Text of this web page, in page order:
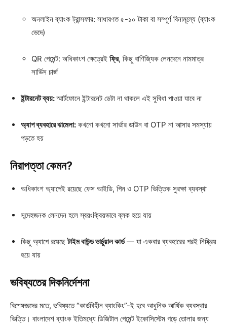
অনলাইন ব্যাংক ট্রান্সফার: সাধারণত ৫-১০ টাকা বা সম্পূর্ণ বিনামূল্যে (ব্যাংক
ভেদে)
QR পেমেন্ট: অধিকাংশ ক্ষেত্রেই ফ্রি, কিছু বাণিজ্যিক লেনদেনে নামমাত্র
সার্ভিস চার্জ
ইন্টারনেট ব্যয়:স্মার্টফোনে ইন্টারনেট ডেটা না থাকলে এই সুবিধা পাওয়া যাবে না
অ্যাপ ব্যবহারে ঝামেলা: কখনো কখনো সার্ভার ডাউন বা OTP না আসার সমস্যায়
পড়তে হয়
নিরাপত্তা কেমন?
অধিকাংশ অ্যাপেই রয়েছে ফেস আইডি, পিন ও OTP ভিত্তিক সুরক্ষা ব্যবস্থা
সন্দেহজনক লেনদেন হলে স্বয়ংক্রিয়ভাবে ব্লক হয়ে যায়
কিছু অ্যাপে রয়েছেটাইম বাউন্ড ভার্চুয়াল কার্ড— যা একবার ব্যবহারের পরই নিষ্ক্রিয়
হয়ে যায়
ভবিষ্যতের দিকনির্দেশনা
বিশেষজ্ঞদের মতে, ভবিষ্যতে “কার্ডবিহীন ব্যাংকিং”-ই হবে আধুনিক আর্থিক ব্যবস্থার
ভিত্তি। বাংলাদেশ ব্যাংক ইতিমধ্যে ডিজিটাল পেমেন্ট ইকোসিস্টেম গড়ে তোলার জন্য